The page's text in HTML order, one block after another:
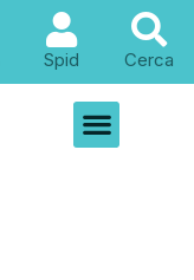
Spid Cerca